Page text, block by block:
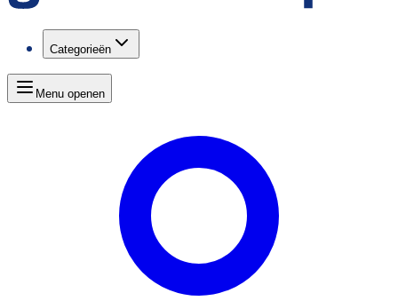
Categorieën
Menu openen